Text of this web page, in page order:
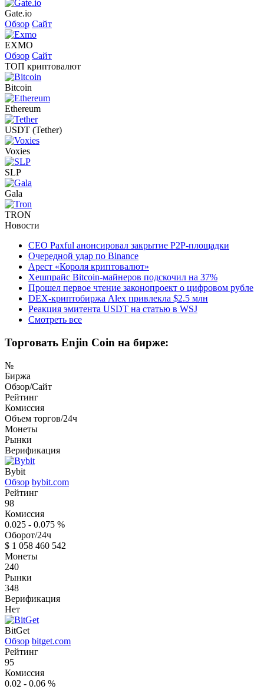
Gate.io
Обзор Сайт
EXMO
Обзор Сайт
ТОП криптовалют
Bitcoin
Ethereum
USDT (Tether)
Voxies
SLP
Gala
TRON
Новости
CEO Paxful анонсировал закрытие P2P-площадки
Очередной удар по Binance
Арест «Короля криптовалют»
Хешпрайс Bitcoin-майнеров подскочил на 37%
Прошел первое чтение законопроект о цифровом рубле
DEX-криптобиржа Alex привлекла $2.5 млн
Реакция эмитента USDT на статью в WSJ
Смотреть все
Торговать Enjin Coin на бирже:
№
Биржа
Обзор/Сайт
Рейтинг
Комиссия
Объем торгов/24ч
Монеты
Рынки
Верификация
Bybit
Обзор bybit.com
Рейтинг
98
Комиссия
0.025 - 0.075 %
Оборот/24ч
$ 1 058 460 542
Монеты
240
Рынки
348
Верификация
Нет
BitGet
Обзор bitget.com
Рейтинг
95
Комиссия
0.02 - 0.06 %